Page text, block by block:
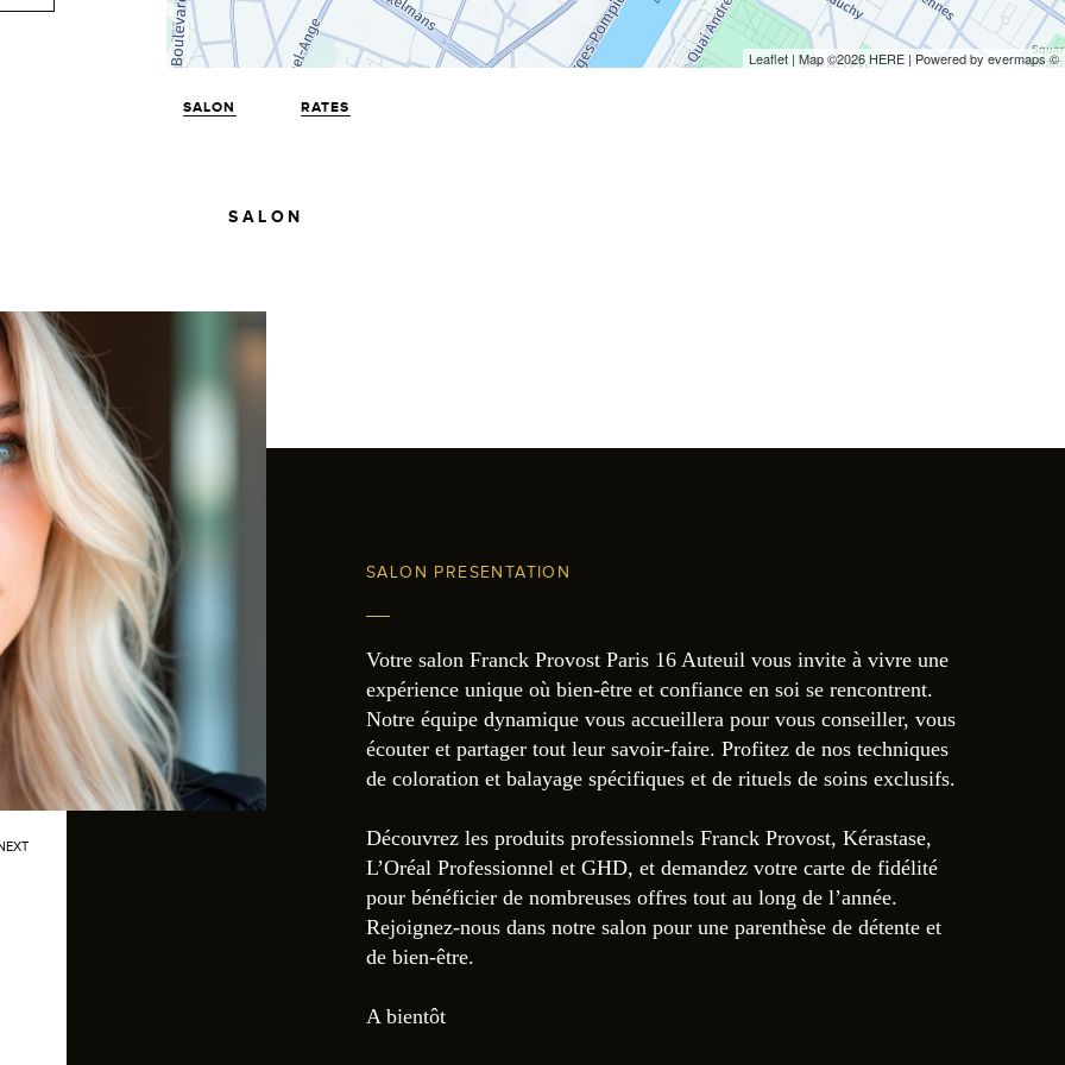
Leaflet | Map ©2026HERE | Powered by evermaps©
SALON RATES
SALON
SALON PRESENTATION
Votre salon Franck Provost Paris 16 Auteuil vous invite à vivre une
expérience unique où bien-être et confiance en soi se rencontrent.
Notre équipe dynamique vous accueillera pour vous conseiller, vous
écouter et partager tout leur savoir-faire. Profitez de nos techniques
de coloration et balayage spécifiques et de rituels de soins exclusifs.
Découvrez les produits professionnels Franck Provost, Kérastase,
L’Oréal Professionnel et GHD, et demandez votre carte de fidélité
pour bénéficier de nombreuses offres tout au long de l’année.
Rejoignez-nous dans notre salon pour une parenthèse de détente et
de bien-être.
A bientôt